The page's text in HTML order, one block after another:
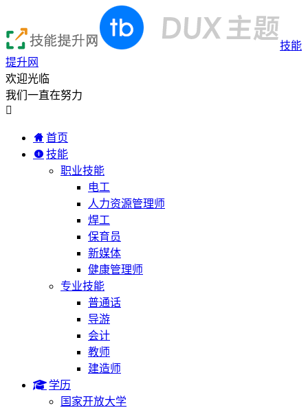
技能
提升网
欢迎光临
我们一直在努力

首页
技能
职业技能
电工
人力资源管理师
焊工
保育员
新媒体
健康管理师
专业技能
普通话
导游
会计
教师
建造师
学历
国家开放大学